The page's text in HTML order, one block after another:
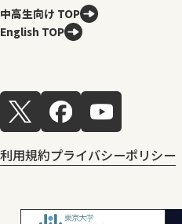
中高生向け TOP
English TOP
利用規約プライバシーポリシー